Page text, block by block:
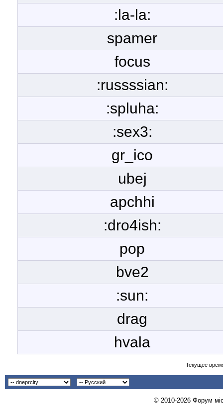
:la-la:
spamer
focus
:russssian:
:spluha:
:sex3:
gr_ico
ubej
apchhi
:dro4ish:
pop
bve2
:sun:
drag
hvala
Текущее
© 2010-2026 Форум